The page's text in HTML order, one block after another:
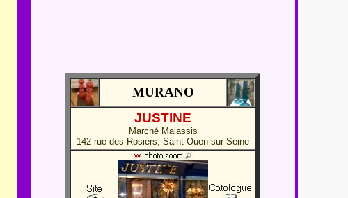
MURANO
JUSTINE
Marché Malassis
142 rue des Rosiers, Saint-Ouen-sur-Seine